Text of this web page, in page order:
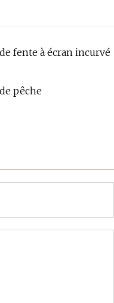
fente à écran incurvé
pêche